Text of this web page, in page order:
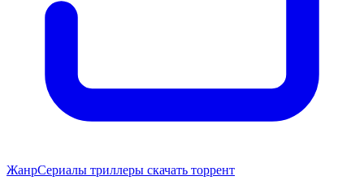
ЖанрСериалы триллеры скачать торрент